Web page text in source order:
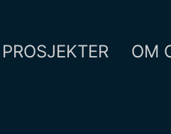
PROSJEKTER OM